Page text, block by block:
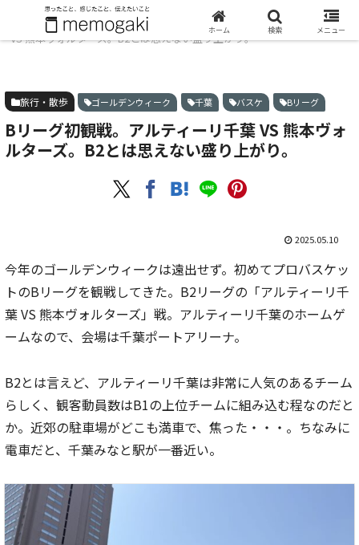
ホーム 旅行・散歩
Bリーグ初観戦。アルティーリ千葉
VS 熊本ヴォルターズ。B2とは思えない盛り上がり。
旅行・散歩 ゴールデンウィーク 千葉 バスケ Bリーグ
Bリーグ初観戦。アルティーリ千葉 VS 熊本ヴォ
ルターズ。B2とは思えない盛り上がり。
2025.05.10
今年のゴールデンウィークは遠出せず。初めてプロバスケッ
トのBリーグを観戦してきた。B2リーグの「アルティーリ千
葉 VS 熊本ヴォルターズ」戦。アルティーリ千葉のホームゲ
ームなので、会場は千葉ポートアリーナ。
B2とは言えど、アルティーリ千葉は非常に人気のあるチーム
らしく、観客動員数はB1の上位チームに組み込む程なのだと
か。近郊の駐車場がどこも満車で、焦った・・・。ちなみに
電車だと、千葉みなと駅が一番近い。
ホーム 検索 メニュー